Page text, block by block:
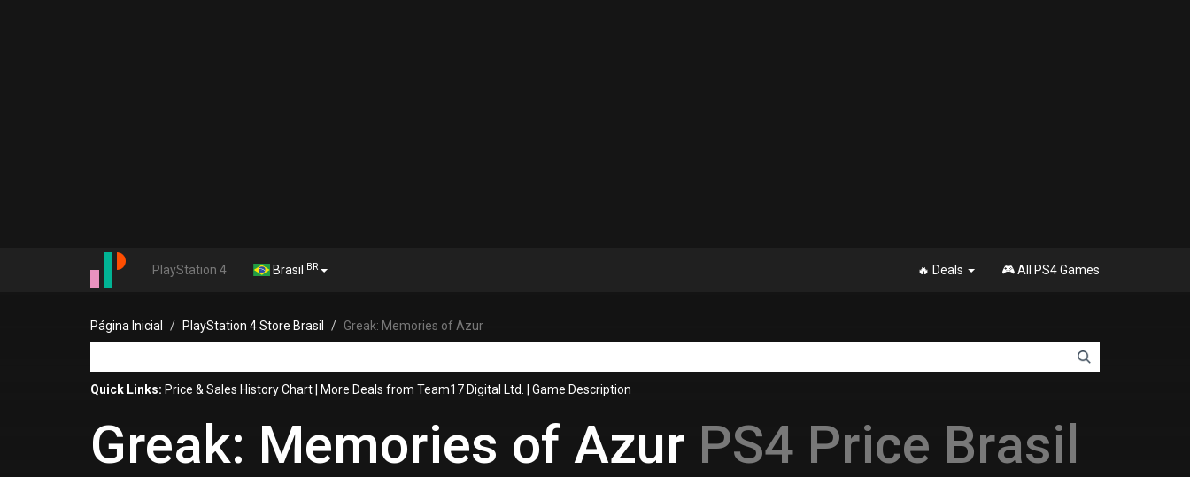
PlayStation 4 Brasil BR 🔥 Deals 🎮 All PS4 Games
Página Inicial PlayStation 4 Store Brasil Greak: Memories of Azur
Quick Links: Price & Sales History Chart More Deals from Team17 Digital Ltd. Game Description
Greak: Memories of Azur PS4 Price Brasil